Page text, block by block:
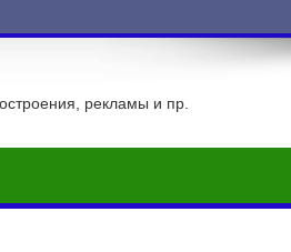
рекламы и пр.